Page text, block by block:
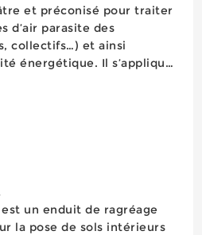
et préconisé pour traiter
d’air parasite des
collectifs…) et ainsi
énergétique. Il s’applique
un enduit de ragréage
la pose de sols intérieurs